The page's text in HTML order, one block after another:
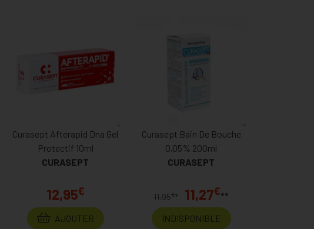
Curasept Afterapid Dna Gel
Protectif 10ml
CURASEPT
12,95€
AJOUTER
Curasept Bain De Bouche
0,05% 200ml
CURASEPT
11,95€* 11,27€**
INDISPONIBLE